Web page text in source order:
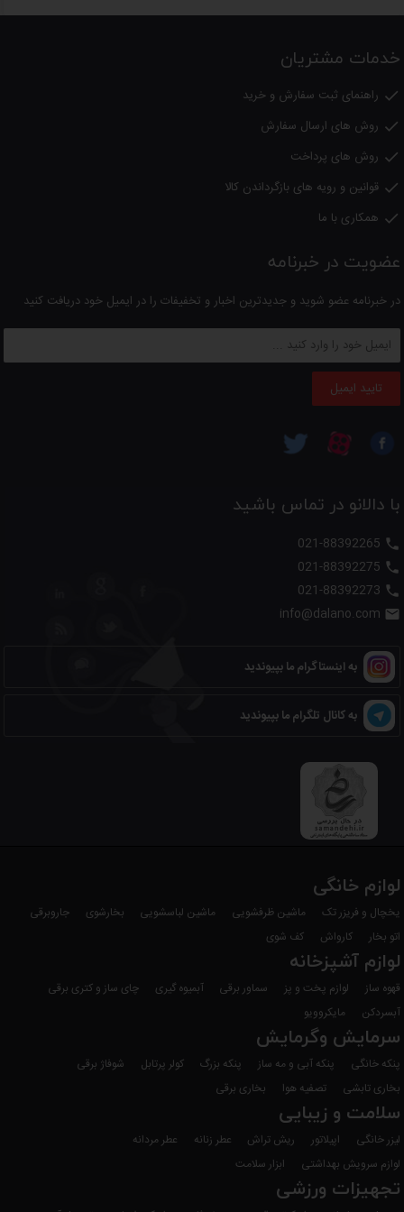
خدمات مشتریان
 راهنمای ثبت سفارش و خرید
 روش های ارسال سفارش
 روش های پرداخت
 قوانین و رویه های بازگرداندن کالا
 همکاری با ما
عضویت در خبرنامه
در خبرنامه عضو شوید و جدیدترین اخبار و تخفیفات را در ایمیل خود دریافت کنید
تایید ایمیل
با دالانو در تماس باشید




به اینستاگرام ما بپیوندید
به کانال تلگرام ما بپیوندید
لوازم خانگی
یخچال و فریزر تک ماشین ظرفشویی ماشین لباسشویی بخارشوی
جاروبرقی
اتو بخار
کارواش کف شوی
لوازم آشپزخانه
قهوه ساز لوازم پخت و پز سماور برقی آبمیوه گیری
چای ساز و کتری برقی
آبسردکن
مایکروویو
سرمایش وگرمایش
پنکه خانگی پنکه آبی و مه ساز پنکه بزرگ کولر پرتابل
شوفاژ برقی
بخاری تابشی
تصفیه هوا بخاری برقی
سلامت و زیبایی
لیزر خانگی اپیلاتور ریش تراش عطر زنانه
عطر مردانه
لوازم سرویش بهداشتی
ابزار سلامت
تجهیزات ورزشی